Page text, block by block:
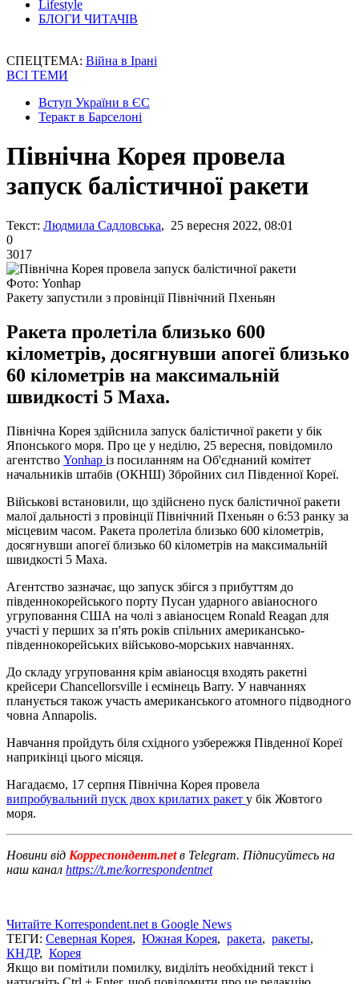
Lifestyle
БЛОГИ ЧИТАЧІВ
СПЕЦТЕМА: Війна в Ірані
ВСІ ТЕМИ
Вступ України в ЄС
Теракт в Барселоні
Північна Корея провела
запуск балістичної ракети
Текст: Людмила Садловська, 25 вересня 2022, 08:01
0
3017
Фото: Yonhap
Ракету запустили з провінції Північний Пхеньян
Ракета пролетіла близько 600
кілометрів, досягнувши апогеї близько
60 кілометрів на максимальній
швидкості 5 Маха.
Північна Корея здійснила запуск балістичної ракети у бік
Японського моря. Про це у неділю, 25 вересня, повідомило
агентство Yonhap із посиланням на Об'єднаний комітет
начальників штабів (ОКНШ) Збройних сил Південної Кореї.
Військові встановили, що здійснено пуск балістичної ракети
малої дальності з провінції Північний Пхеньян о 6:53 ранку за
місцевим часом. Ракета пролетіла близько 600 кілометрів,
досягнувши апогеї близько 60 кілометрів на максимальній
швидкості 5 Маха.
Агентство зазначає, що запуск збігся з прибуттям до
південнокорейського порту Пусан ударного авіаносного
угруповання США на чолі з авіаносцем Ronald Reagan для
участі у перших за п'ять років спільних американсько-
південнокорейських військово-морських навчаннях.
До складу угруповання крім авіаносця входять ракетні
крейсери Chancellorsville і есмінець Barry. У навчаннях
планується також участь американського атомного підводного
човна Annapolis.
Навчання пройдуть біля східного узбережжя Південної Кореї
наприкінці цього місяця.
Нагадаємо, 17 серпня Північна Корея провела
випробувальний пуск двох крилатих ракет у бік Жовтого
моря.
Новини від Корреспондент.netв Telegram. Підписуйтесь на
наш канал https://t.me/korrespondentnet
Читайте Korrespondent.net в Google News
ТЕГИ: Северная Корея, Южная Корея, ракета, ракеты,
КНДР, Корея
Якщо ви помітили помилку, виділіть необхідний текст і